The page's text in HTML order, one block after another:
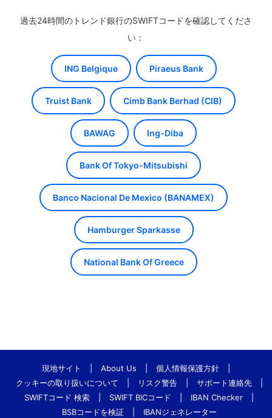
過去24時間のトレンド銀行のSWIFTコードを確認してくださ
い：
ING Belgique Piraeus Bank
Truist Bank Cimb Bank Berhad (CIB)
BAWAG Ing-Diba
Bank Of Tokyo-Mitsubishi
Banco Nacional De Mexico (BANAMEX)
Hamburger Sparkasse
National Bank Of Greece
現地サイト About Us 個人情報保護方針
クッキーの取り扱いについて
リスク警告 サポート連絡先
SWIFTコード 検索
SWIFT BICコード IBAN Checker
BSBコードを検証
IBANジェネレーター